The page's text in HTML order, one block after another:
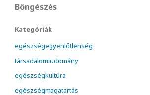
Böngészés
Kategóriák
egészségegyenlőtlenség
társadalomtudomány
egészségkultúra
egészségmagatartás